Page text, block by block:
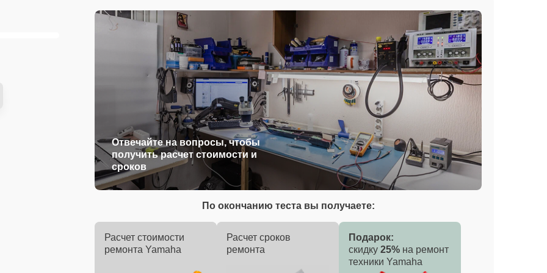
Отвечайте на вопросы, чтобы
получить расчет стоимости и
сроков
По окончанию теста вы получаете:
Расчет стоимости
ремонта Yamaha
Расчет сроков
ремонта
Подарок:
скидку 25% на ремонт
техники Yamaha